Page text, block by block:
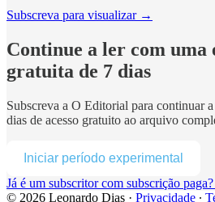
Subscreva para visualizar →
Continue a ler com uma
gratuita de 7 dias
Subscreva a O Editorial para continuar
dias de acesso gratuito ao arquivo
Iniciar período experimental
Já é um subscritor com subscrição paga?
© 2026 Leonardo Dias · Privacidade ∙